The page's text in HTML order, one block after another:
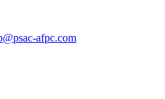
afpc.com